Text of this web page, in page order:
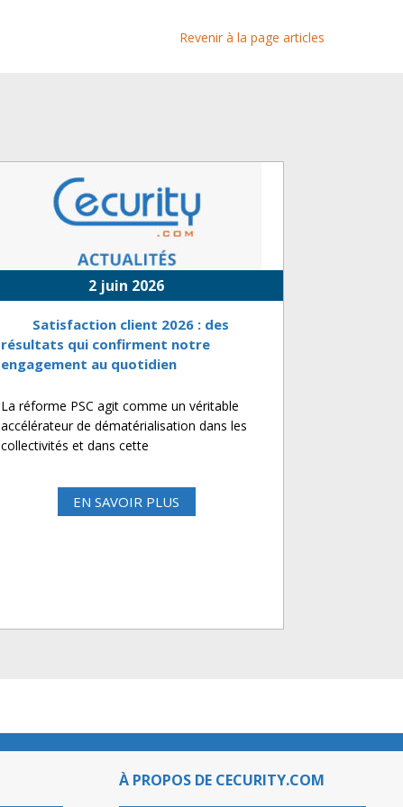
Revenir à la page articles
2 juin 2026
Satisfaction client 2026 : des
résultats qui confirment notre
engagement au quotidien
La réforme PSC agit comme un véritable
accélérateur de dématérialisation dans les
collectivités et dans cette
EN SAVOIR PLUS
À PROPOS DE CECURITY.COM